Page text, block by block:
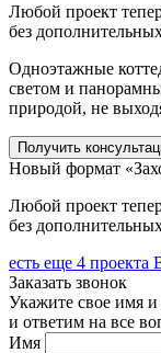
Любой проект
без
Одноэтажные
светом и
природой, не
Получить
Новый формат
Любой проект
без
есть еще 4 проекта
Заказать звонок
Укажите свое имя
и ответим на все
Имя